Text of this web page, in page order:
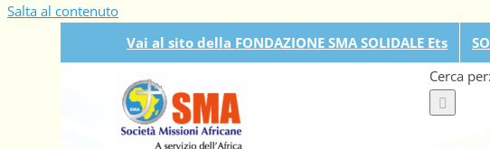
Salta al contenuto
Vai al sito della FONDAZIONE SMA SOLIDALE Ets
Cerca per: